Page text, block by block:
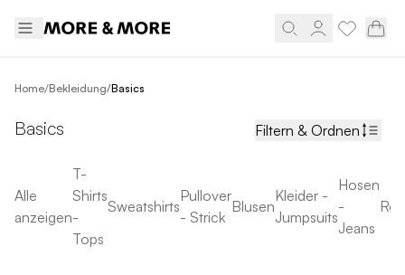
Home/Bekleidung/Basics
Basics Filtern & Ordnen
Alle
anzeigen
T-
Shirts
-
Tops
Sweatshirts
Pullover
- Strick
Blusen
Kleider -
Jumpsuits
Hosen
-
Jeans